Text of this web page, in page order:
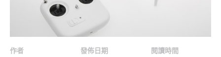
作者
發佈日期
閱讀時間